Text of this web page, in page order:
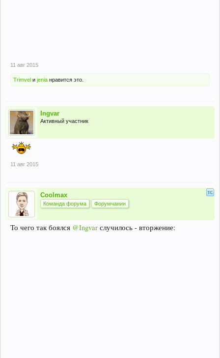
11 авг 2015
Trimvel и jenia нравится это.
Ingvar
Активный участник
11 авг 2015
Coolmax
Команда форума Форумчанин
То чего так боялся @Ingvar случилось - вторжение: